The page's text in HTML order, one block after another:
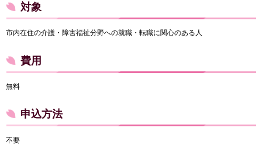
対象
市内在住の介護・障害福祉分野への就職・転職に関心のある人
費用
無料
申込方法
不要